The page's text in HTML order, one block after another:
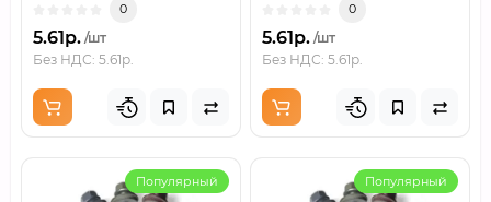
0
5.61р. /шт
Без НДС: 5.61р.
0
5.61р. /шт
Без НДС: 5.61р.
Популярный Популярный